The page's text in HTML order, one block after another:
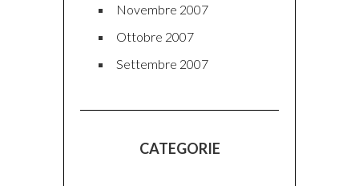
Novembre 2007
Ottobre 2007
Settembre 2007
CATEGORIE